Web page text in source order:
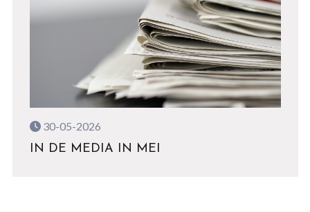
30-05-2026
IN DE MEDIA IN MEI